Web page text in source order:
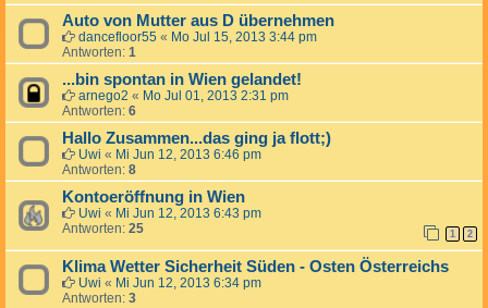
Auto von Mutter aus D übernehmen
dancefloor55 « Mo Jul 15, 2013 3:44 pm
Antworten: 1
...bin spontan in Wien gelandet!
arnego2 « Mo Jul 01, 2013 2:31 pm
Antworten: 6
Hallo Zusammen...das ging ja flott;)
Uwi « Mi Jun 12, 2013 6:46 pm
Antworten: 8
Kontoeröffnung in Wien
Uwi « Mi Jun 12, 2013 6:43 pm
Antworten: 25 1 2
Klima Wetter Sicherheit Süden - Osten Österreichs
Uwi « Mi Jun 12, 2013 6:34 pm
Antworten: 3